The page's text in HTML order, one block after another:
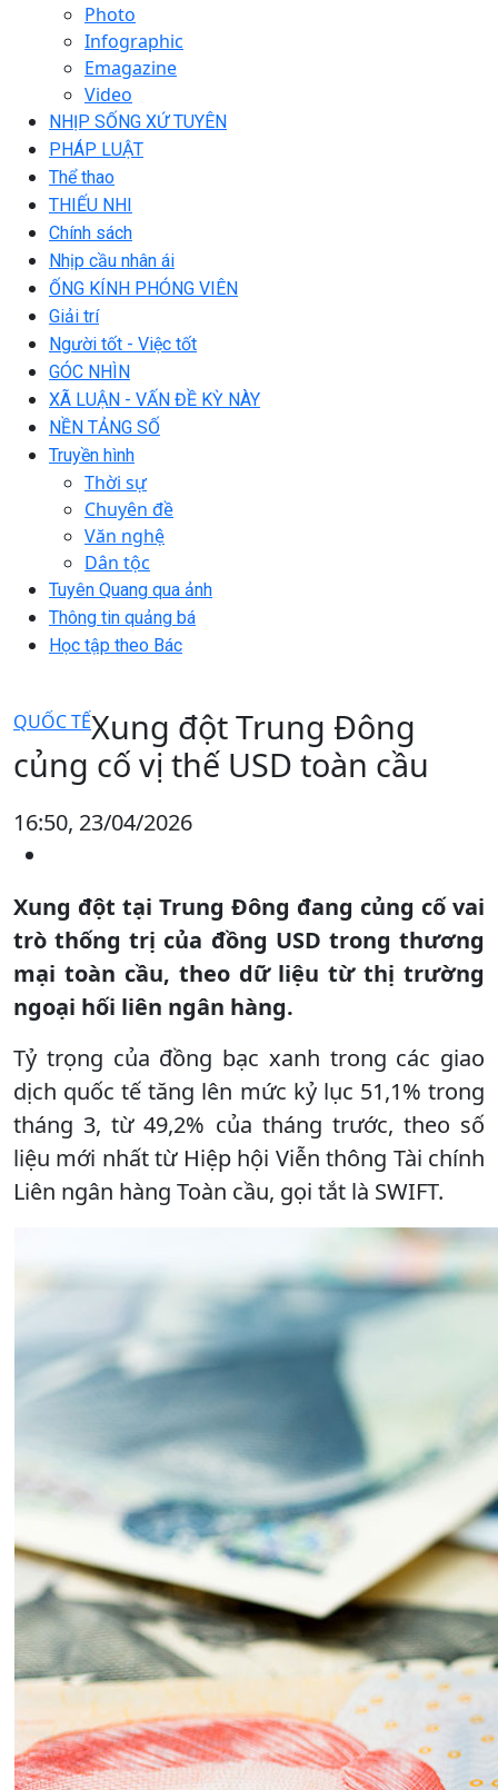
Photo
Infographic
Emagazine
Video
NHỊP SỐNG XỨ TUYÊN
PHÁP LUẬT
Thể thao
THIẾU NHI
Chính sách
Nhịp cầu nhân ái
ỐNG KÍNH PHÓNG VIÊN
Giải trí
Người tốt - Việc tốt
GÓC NHÌN
XÃ LUẬN - VẤN ĐỀ KỲ NÀY
NỀN TẢNG SỐ
Truyền hình
Thời sự
Chuyên đề
Văn nghệ
Dân tộc
Tuyên Quang qua ảnh
Thông tin quảng bá
Học tập theo Bác
QUỐC TẾXung đột Trung Đông
củng cố vị thế USD toàn cầu
16:50, 23/04/2026
Xung đột tại Trung Đông đang củng cố vai
trò thống trị của đồng USD trong thương
mại toàn cầu, theo dữ liệu từ thị trường
ngoại hối liên ngân hàng.
Tỷ trọng của đồng bạc xanh trong các giao
dịch quốc tế tăng lên mức kỷ lục 51,1% trong
tháng 3, từ 49,2% của tháng trước, theo số
liệu mới nhất từ Hiệp hội Viễn thông Tài chính
Liên ngân hàng Toàn cầu, gọi tắt là SWIFT.